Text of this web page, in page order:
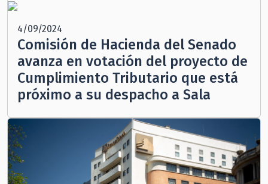
4/09/2024
Comisión de Hacienda del Senado
avanza en votación del proyecto de
Cumplimiento Tributario que está
próximo a su despacho a Sala